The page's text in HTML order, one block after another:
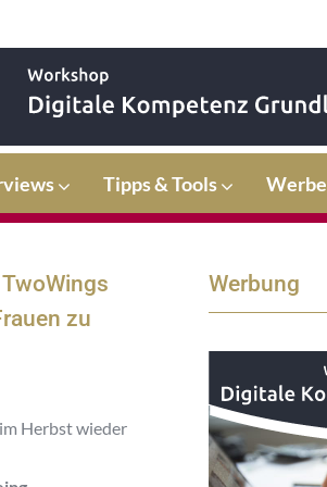
Tipps & Tools
zu
Herbst wieder
Werbung